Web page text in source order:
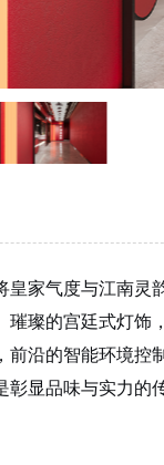
家气度与江南
璨的宫廷式灯
沿的智能环境
显品味与实力的